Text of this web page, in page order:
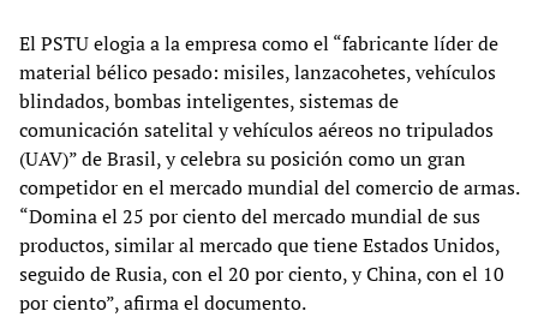
El PSTU elogia a la empresa como el “fabricante líder de
material bélico pesado: misiles, lanzacohetes, vehículos
blindados, bombas inteligentes, sistemas de
comunicación satelital y vehículos aéreos no tripulados
(UAV)” de Brasil, y celebra su posición como un gran
competidor en el mercado mundial del comercio de armas.
“Domina el 25 por ciento del mercado mundial de sus
productos, similar al mercado que tiene Estados Unidos,
seguido de Rusia, con el 20 por ciento, y China, con el 10
por ciento”, afirma el documento.